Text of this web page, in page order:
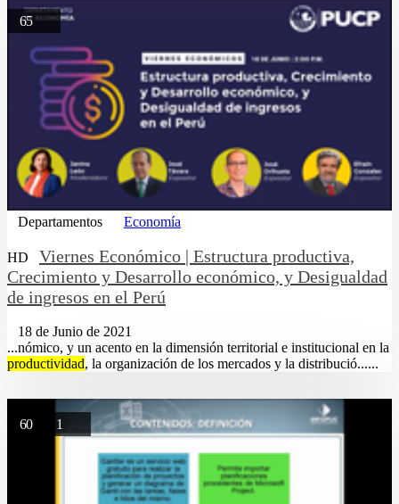
65
Departamentos Economía
HD
Viernes Económico | Estructura productiva,
Crecimiento y Desarrollo económico, y Desigualdad
de ingresos en el Perú
18 de Junio de 2021
...nómico, y un acento en la dimensión territorial e institucional en la
productividad, la organización de los mercados y la distribució......
60 1